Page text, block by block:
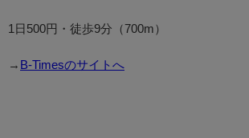
1日500円・徒歩9分（700m）
→ B-Timesのサイトへ